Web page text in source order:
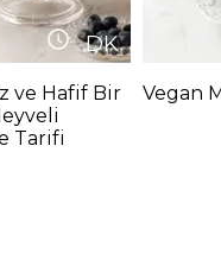
DK
ve Hafif Bir
Tarifi
Vegan